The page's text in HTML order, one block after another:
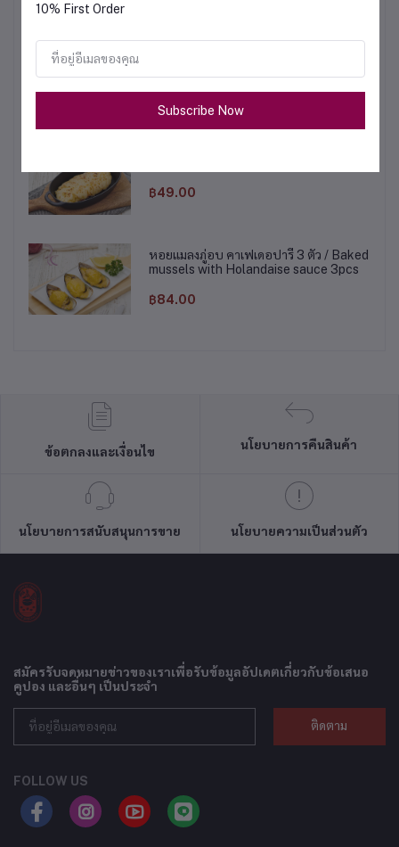
฿49.00
฿49.00
หอยแมลงภู่อบ คาเฟเดอปารี 3 ตัว / Baked
mussels with Holandaise sauce 3pcs
฿84.00
ข้อตกลงและเงื่อนไข
นโยบายการคืนสินค้า
นโยบายการสนับสนุนการขาย นโยบายความเป็นส่วนตัว
สมัครรับจดหมายข่าวของเราเพื่อรับข้อมูลอัปเดตเกี่ยวกับข้อเสนอ
คูปอง และอื่นๆ เป็นประจำ
ติดตาม
FOLLOW US
10% First Order
Subscribe Now